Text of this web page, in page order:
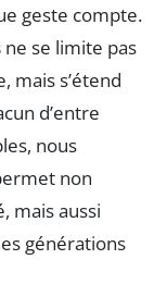
geste compte.
ne se limite pas
mais s’étend
d’entre
nous
non
mais aussi
générations